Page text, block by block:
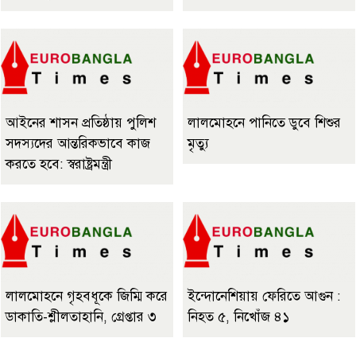
আইনের শাসন প্রতিষ্ঠায় পুলিশ
সদস্যদের আন্তরিকভাবে কাজ
করতে হবে: স্বরাষ্ট্রমন্ত্রী
লালমোহনে পানিতে ডুবে শিশুর
মৃত্যু
লালমোহনে গৃহবধূকে জিম্মি করে
ডাকাতি-শ্লীলতাহানি, গ্রেপ্তার ৩
ইন্দোনেশিয়ায় ফেরিতে আগুন :
নিহত ৫, নিখোঁজ ৪১